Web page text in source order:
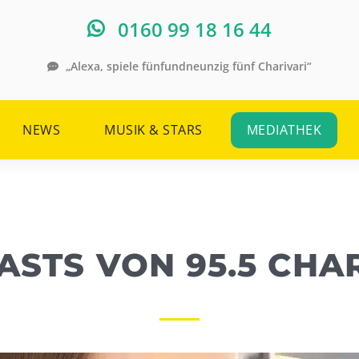
0160 99 18 16 44
„Alexa, spiele fünfundneunzig fünf Charivari“
NEWS MUSIK & STARS MEDIATHEK
VON 95.5